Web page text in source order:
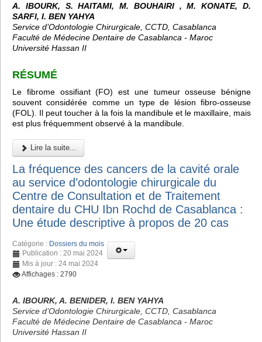
A. IBOURK, S. HAITAMI, M. BOUHAIRI , M. KONATE, D.
SARFI, I. BEN YAHYA
Service d’Odontologie Chirurgicale, CCTD, Casablanca
Faculté de Médecine Dentaire de Casablanca - Maroc
Université Hassan II
RÉSUMÉ
Le fibrome ossifiant (FO) est une tumeur osseuse bénigne
souvent considérée comme un type de lésion fibro-osseuse
(FOL). Il peut toucher à la fois la mandibule et le maxillaire, mais
est plus fréquemment observé à la mandibule.
Lire la suite...
La fréquence des cancers de la cavité orale
au service d’odontologie chirurgicale du
Centre de Consultation et de Traitement
dentaire du CHU Ibn Rochd de Casablanca :
Une étude descriptive à propos de 20 cas
Catégorie : Dossiers du mois
Publication : 20 mai 2024
Mis à jour : 24 mai 2024
Affichages : 2790
A. IBOURK, A. BENIDER, I. BEN YAHYA
Service d’Odontologie Chirurgicale, CCTD, Casablanca
Faculté de Médecine Dentaire de Casablanca - Maroc
Université Hassan II